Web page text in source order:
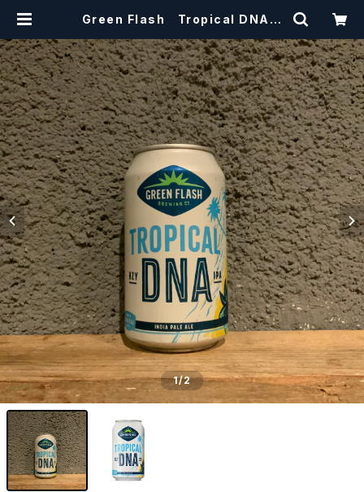
Green Flash Tropical DNA
【クラフトビール】 | craftbeerscis
sors
1/2